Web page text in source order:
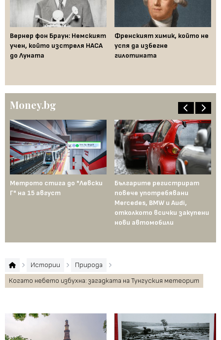
Вернер фон Браун: Немският
учен, който изстреля НАСА
до Луната
Френският химик, който не
успя да избегне
гилотината
Money.bg
Метрото стига до "Левски
Г" на 15 август
Българите регистрират
повече употребявани
Mercedes, BMW и Audi,
отколкото всички закупени
нови автомобили
Истории
Природа
Когато небето избухна: загадката на Тунгуския метеорит